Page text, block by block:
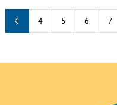
4 5 6 7